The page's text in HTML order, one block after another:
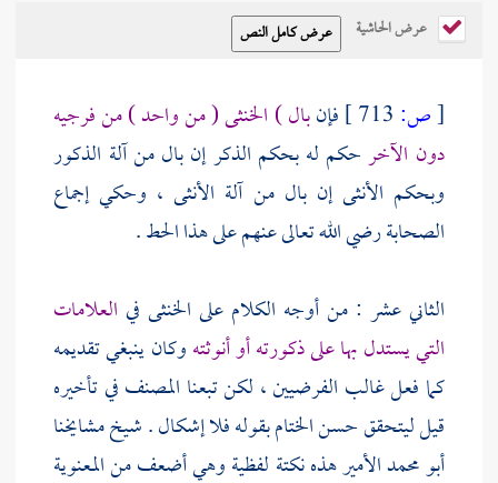
عرض الحاشية
[ص: فإنبال ) الخنثى ( من واحد ) من فرجيه
دون الآخرحكم له بحكم الذكر إن بال من آلة الذكور
وبحكم الأنثى إن بال من آلة الأنثى ، وحكي إجماع
الصحابة رضي الله تعالى عنهم على هذا الحط .
الثاني عشر : من أوجه الكلام على الخنثى في العلامات
التي يستدل بها على ذكورته أو أنوثتهوكان ينبغي تقديمه
كما فعل غالب الفرضيين ، لكن تبعنا المصنففي تأخيره
قيل ليتحقق حسن الختام بقوله فلا إشكال . شيخ مشايخنا
أبو محمد الأميرهذه نكتة لفظية وهي أضعف من المعنوية